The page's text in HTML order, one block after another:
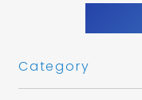
Category